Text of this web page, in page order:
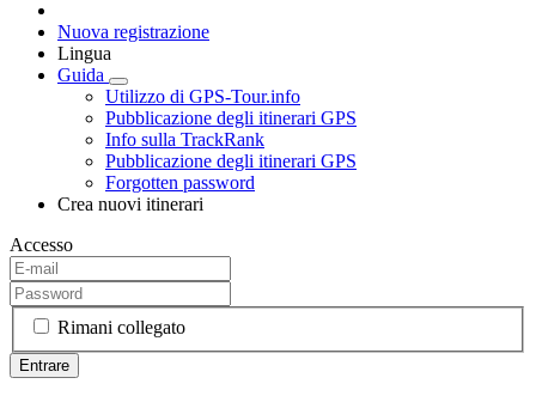
Nuova registrazione
Lingua
Guida
Utilizzo di GPS-Tour.info
Pubblicazione degli itinerari GPS
Info sulla TrackRank
Pubblicazione degli itinerari GPS
Forgotten password
Crea nuovi itinerari
Accesso
Rimani collegato